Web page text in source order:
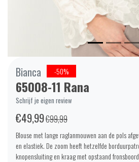
Bianca -50%
65008-11 Rana
Schrijf je eigen review
€49,99€99,99
Blouse met lange raglanmouwen aan de pols
en elastiek. De zoom heeft hetzelfde
knopensluiting en kraag met opstaand